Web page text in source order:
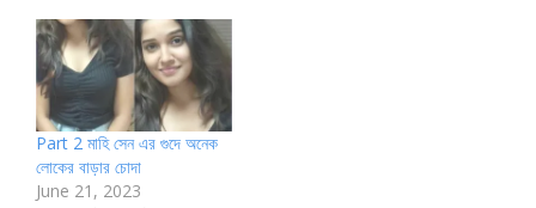
Part 2 মাহি সেন এর গুদে অনেক
লোকের বাড়ার চোদা
June 21, 2023